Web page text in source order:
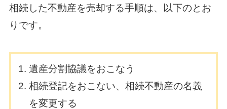
相続した不動産を売却する手順は、以下のとお
りです。
遺産分割協議をおこなう
相続登記をおこない、相続不動産の名義
を変更する